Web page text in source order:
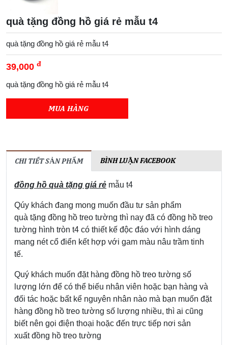
quà tặng đồng hồ giá rẻ mẫu t4
quà tặng đồng hồ giá rẻ mẫu t4
39,000 đ
quà tặng đồng hồ giá rẻ mẫu t4
MUA HÀNG
CHI TIẾT SẢN PHẨM BÌNH LUẬN FACEBOOK
đồng hồ quà tặng giá rẻ mẫu t4
Qúy khách đang mong muốn đầu tư sản phẩm
quà tặng đồng hồ treo tường thì nay đã có đồng hồ treo
tường hình tròn t4 có thiết kế độc đáo với hình dáng
mang nét cổ điển kết hợp với gam màu nâu trầm tinh
tế.
Quý khách muốn đặt hàng đồng hồ treo tường số
lượng lớn để có thể biếu nhân viên hoặc bạn hàng và
đối tác hoặc bất kể nguyên nhân nào mà bạn muốn đặt
hàng đồng hồ treo tường số lượng nhiều, thì ai cũng
biết nên gọi điện thoại hoặc đến trực tiếp nơi sản
xuất đồng hồ treo tường